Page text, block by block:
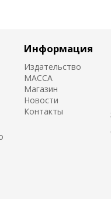
Информация
Издательство
MACCA
Магазин
Новости
Контакты